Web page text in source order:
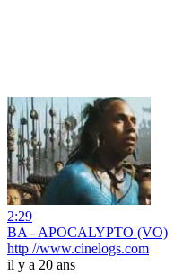
2:29
BA - APOCALYPTO (VO)
http //www.cinelogs.com
il y a 20 ans